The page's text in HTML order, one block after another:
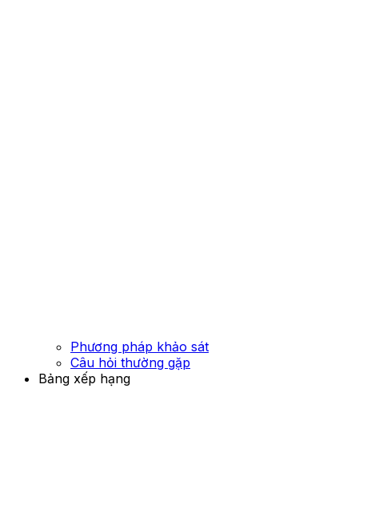
Phương pháp khảo sát
Câu hỏi thường gặp
Bảng xếp hạng